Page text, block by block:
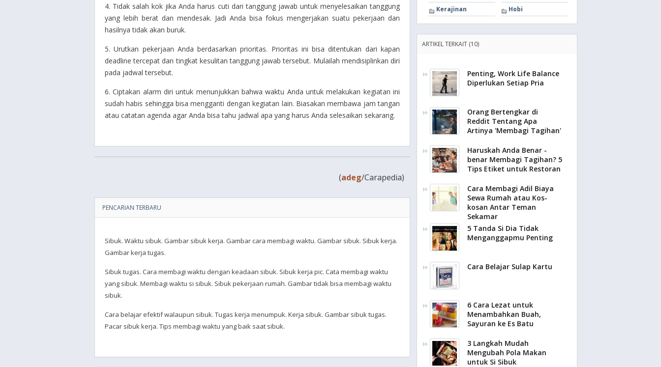
4. Tidak salah kok jika Anda harus cuti dari tanggung jawab untuk menyelesaikan tanggung
yang lebih berat dan mendesak. Jadi Anda bisa fokus mengerjakan suatu pekerjaan dan
hasilnya tidak akan buruk.
5. Urutkan pekerjaan Anda berdasarkan prioritas. Prioritas ini bisa ditentukan dari kapan
deadline tercepat dan tingkat kesulitan tanggung jawab tersebut. Mulailah mendisiplinkan diri
pada jadwal tersebut.
6. Ciptakan alarm diri untuk menunjukkan bahwa waktu Anda untuk melakukan kegiatan ini
sudah habis sehingga bisa mengganti dengan kegiatan lain. Biasakan membawa jam tangan
atau catatan agenda agar Anda bisa tahu jadwal apa yang harus Anda selesaikan sekarang.
(adeg/Carapedia)
PENCARIAN TERBARU
Sibuk. Waktu sibuk. Gambar sibuk kerja. Gambar cara membagi waktu. Gambar sibuk. Sibuk kerja.
Gambar kerja tugas.
Sibuk tugas. Cara membagi waktu dengan keadaan sibuk. Sibuk kerja pic. Cata membagi waktu
yang sibuk. Membagi waktu si sibuk. Sibuk pekerjaan rumah. Gambar tidak bisa membagi waktu
sibuk.
Cara belajar efektif walaupun sibuk. Tugas kerja menumpuk. Kerja sibuk. Gambar sibuk tugas.
Pacar sibuk kerja. Tips membagi waktu yang baik saat sibuk.
Kerajinan
Hobi
ARTIKEL TERKAIT (10)
Penting, Work Life Balance
Diperlukan Setiap Pria
Orang Bertengkar di
Reddit Tentang Apa
Artinya 'Membagi Tagihan'
Haruskah Anda Benar -
benar Membagi Tagihan? 5
Tips Etiket untuk Restoran
Cara Membagi Adil Biaya
Sewa Rumah atau Kos-
kosan Antar Teman
Sekamar
5 Tanda Si Dia Tidak
Menganggapmu Penting
Cara Belajar Sulap Kartu
6 Cara Lezat untuk
Menambahkan Buah,
Sayuran ke Es Batu
3 Langkah Mudah
Mengubah Pola Makan
untuk Si Sibuk